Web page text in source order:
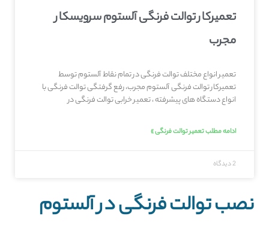
تعمیرکار توالت فرنگی آلستوم سرویسکار
مجرب
تعمیر انواع مختلف توالت فرنگی در تمام نقاط آلستوم توسط
تعمیرکار توالت فرنگی آلستوم مجرب، رفع گرفتگی توالت فرنگی با
انواع دستگاه های پیشرفته ، تعمیر خرابی توالت فرنگی در
ادامه مطلب تعمیر توالت فرنگی »
2 دیدگاه
نصب توالت فرنگی در آلستوم